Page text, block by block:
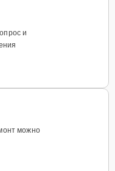
и
можно